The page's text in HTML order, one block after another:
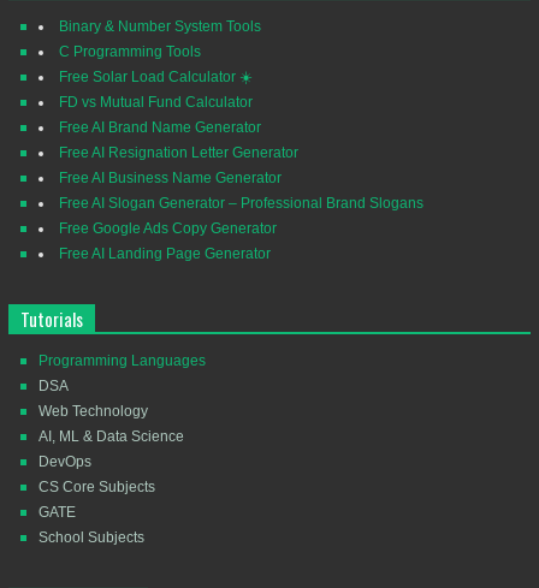
Binary & Number System Tools
C Programming Tools
Free Solar Load Calculator ☀️
FD vs Mutual Fund Calculator
Free AI Brand Name Generator
Free AI Resignation Letter Generator
Free AI Business Name Generator
Free AI Slogan Generator – Professional Brand Slogans
Free Google Ads Copy Generator
Free AI Landing Page Generator
Tutorials
Programming Languages
DSA
Web Technology
AI, ML & Data Science
DevOps
CS Core Subjects
GATE
School Subjects